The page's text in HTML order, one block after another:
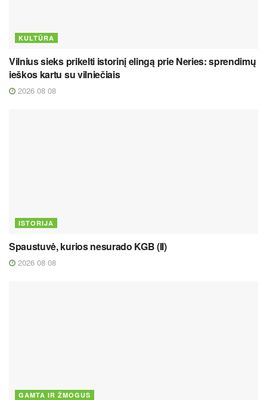
KULTŪRA
Vilnius sieks prikelti istorinį elingą prie Neries: sprendimų
ieškos kartu su vilniečiais
2026 08 08
ISTORIJA
Spaustuvė, kurios nesurado KGB (II)
2026 08 08
GAMTA IR ŽMOGUS